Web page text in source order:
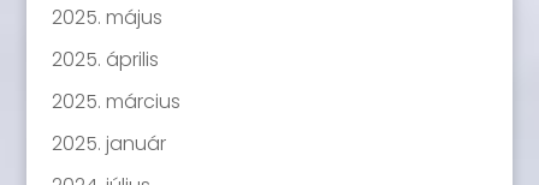
2025. május
2025. április
2025. március
2025. január